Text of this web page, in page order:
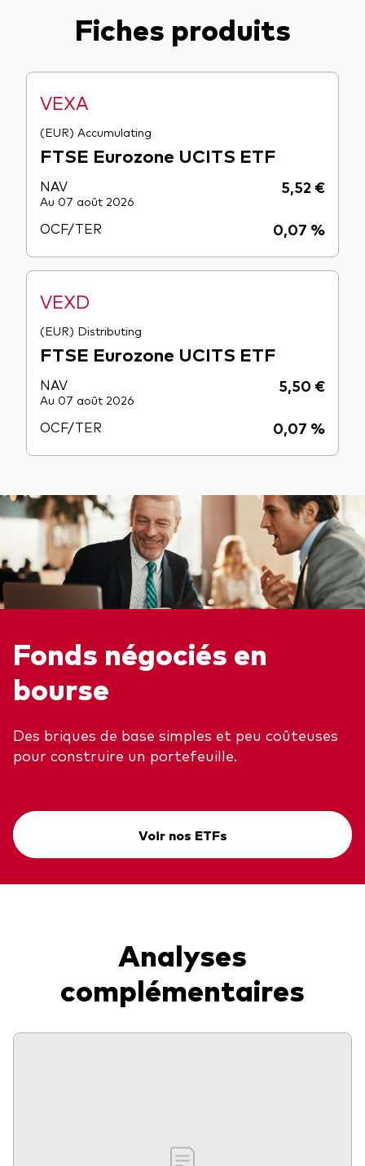
Fiches produits
VEXA
(EUR) Accumulating
FTSE Eurozone UCITS ETF
NAV 5,52 €
Au 07 août 2026
OCF/TER 0,07 %
VEXD
(EUR) Distributing
FTSE Eurozone UCITS ETF
NAV 5,50 €
Au 07 août 2026
OCF/TER 0,07 %
Fonds négociés en
bourse
Des briques de base simples et peu coûteuses
pour construire un portefeuille.
Voir nos ETFs
Analyses
complémentaires